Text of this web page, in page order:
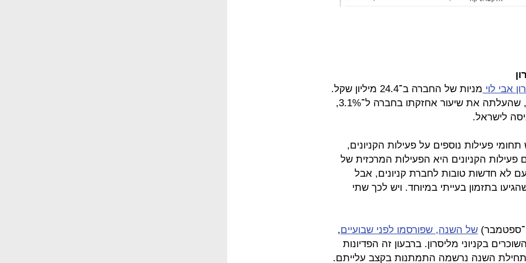
אבי לוי
מניות של החברה ב־24.4 מיליון שקל.
ספק אם הוא היה מבצע את הרכישה, שהעלתה את שיעור אחזקתו בחברה ל־3.1%,
לישראל.
פעילות נוספים על פעילות הקניונים,
הקניונים היא הפעילות המרכזית של
לא חדשות טובות לחברת קניונים, אבל
בתזמון בעייתי במיוחד. ויש לכך שתי
של השנה, שפורסמו לפני שבועיים,
בקניוני מליסרון. ברבעון זה הפדיונות
השנה נרשמה התמתנות בקצב עלייתם.